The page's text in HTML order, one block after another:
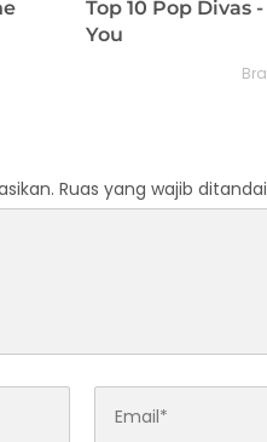
Ruas yang wajib ditandai